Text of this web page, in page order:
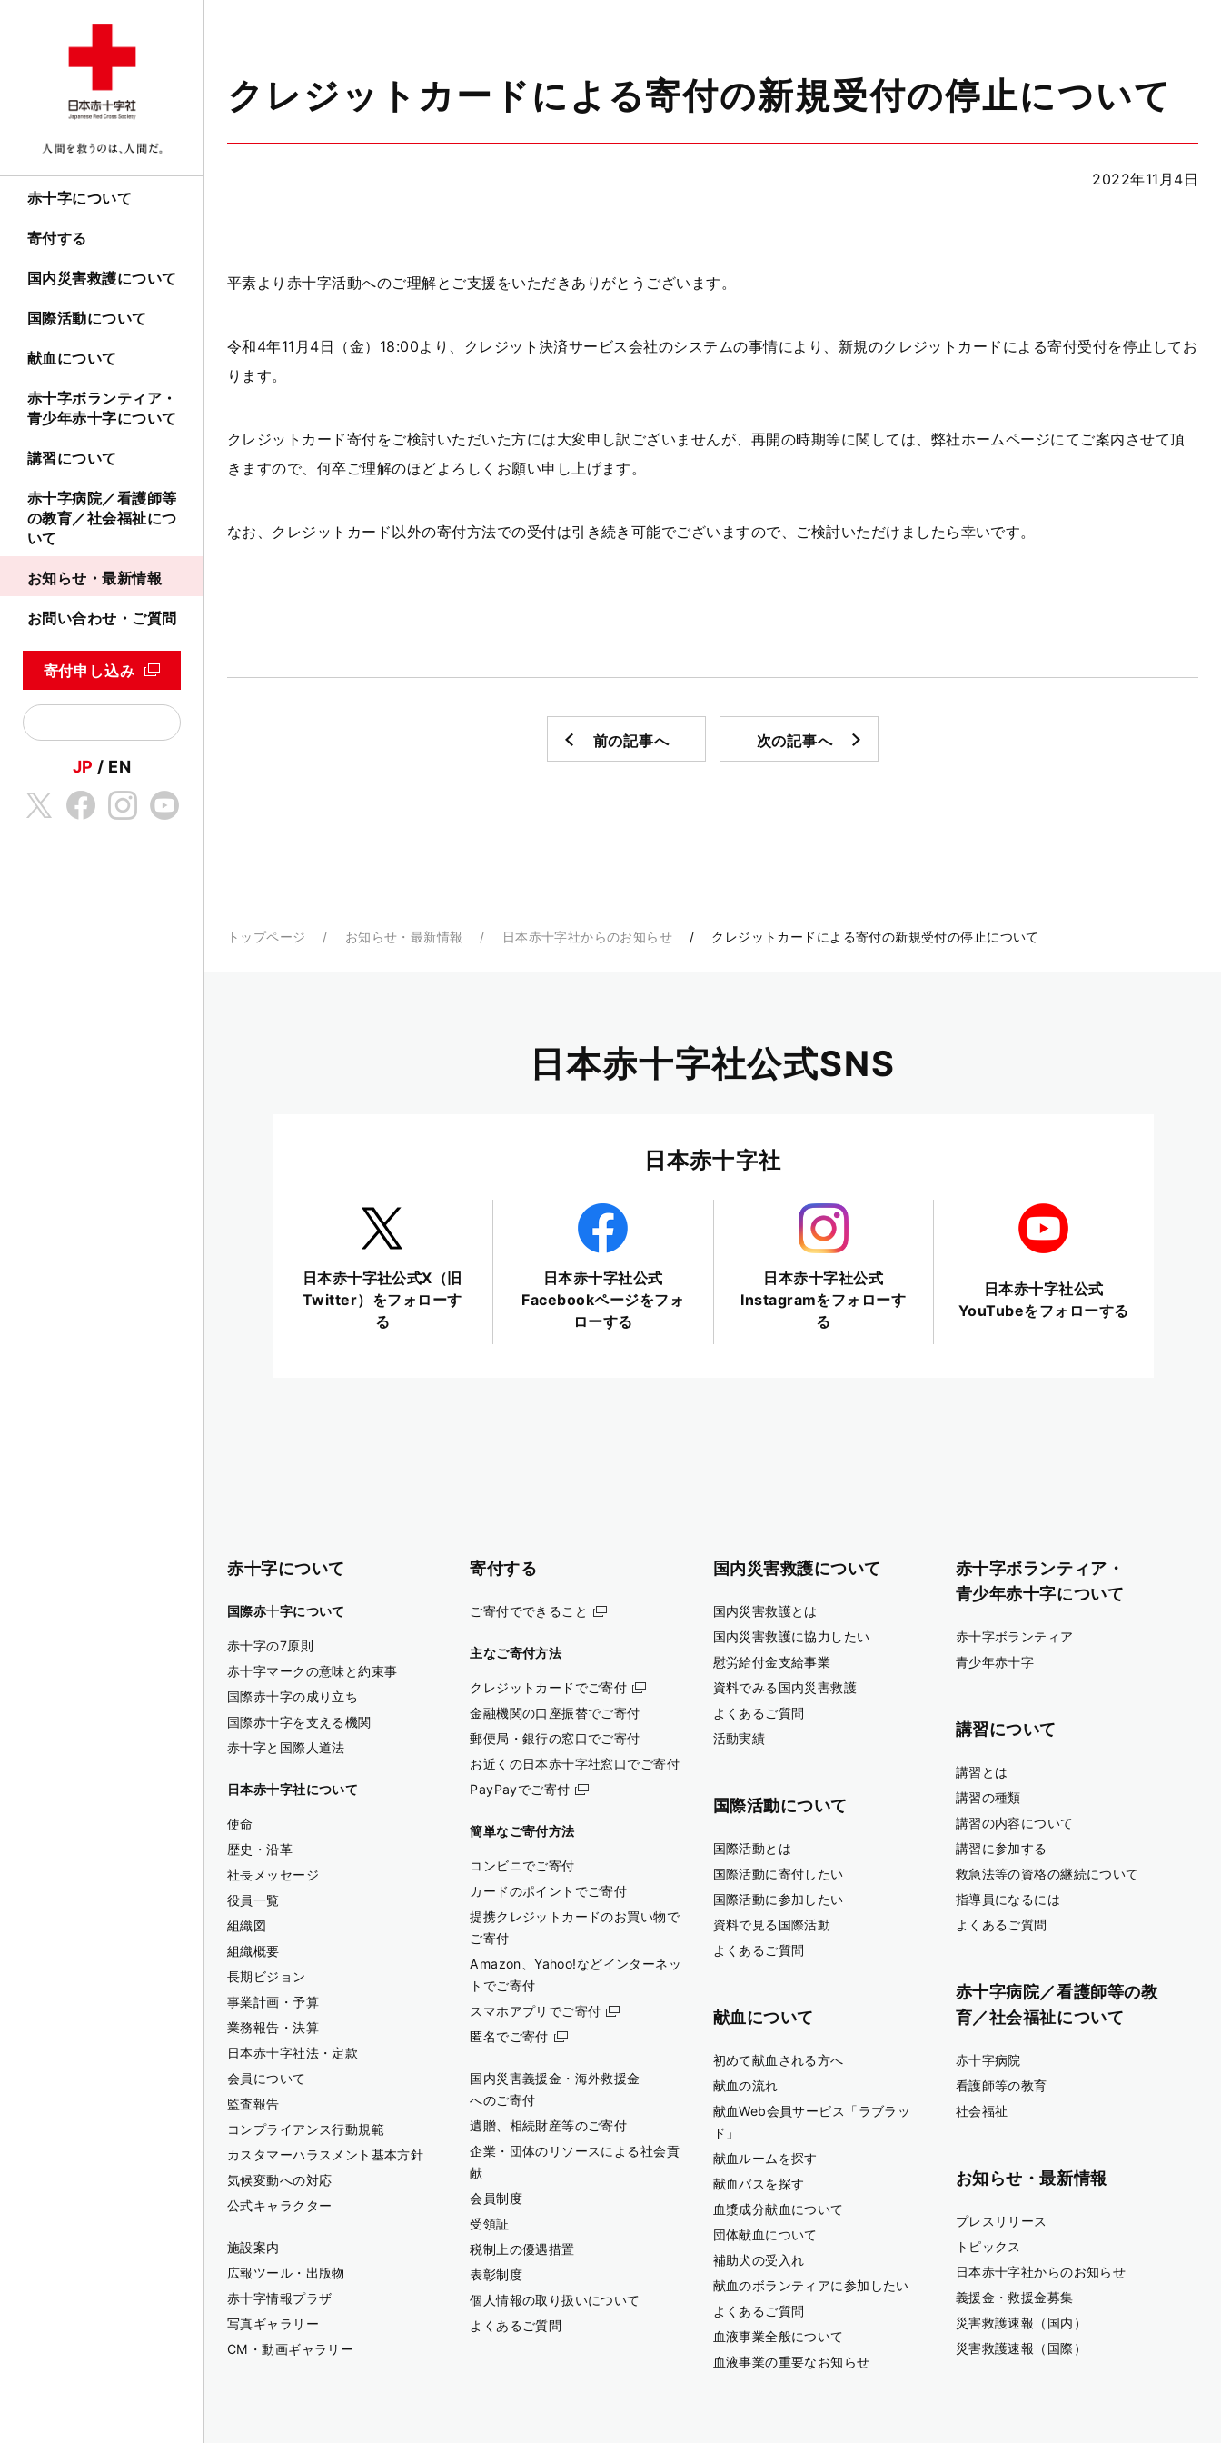
赤十字について
寄付する
国内災害救護について
国際活動について
献血について
赤十字ボランティア・
青少年赤十字について
講習について
赤十字病院／看護師等
の教育／社会福祉につ
いて
お知らせ・最新情報
お問い合わせ・ご質問
寄付申し込み
JP EN
クレジットカードによる寄付の新規受付の停止について
2022年11月4日
平素より赤十字活動へのご理解とご支援をいただきありがとうございます。
令和4年11月4日（金）18:00より、クレジット決済サービス会社のシステムの事情により、新規のクレジットカードによる寄付受付を停止してお
ります。
クレジットカード寄付をご検討いただいた方には大変申し訳ございませんが、再開の時期等に関しては、弊社ホームページにてご案内させて頂
きますので、何卒ご理解のほどよろしくお願い申し上げます。
なお、クレジットカード以外の寄付方法での受付は引き続き可能でございますので、ご検討いただけましたら幸いです。
前の記事へ 次の記事へ
トップページ お知らせ・最新情報 日本赤十字社からのお知らせ クレジットカードによる寄付の新規受付の停止について
日本赤十字社公式SNS
日本赤十字社
日本赤十字社公式X（旧
Twitter）をフォローす
る
日本赤十字社公式
Facebookページをフォ
ローする
日本赤十字社公式
Instagramをフォローす
る
日本赤十字社公式
YouTubeをフォローする
赤十字について
国際赤十字について
赤十字の7原則
赤十字マークの意味と約束事
国際赤十字の成り立ち
国際赤十字を支える機関
赤十字と国際人道法
日本赤十字社について
使命
歴史・沿革
社長メッセージ
役員一覧
組織図
組織概要
長期ビジョン
事業計画・予算
業務報告・決算
日本赤十字社法・定款
会員について
監査報告
コンプライアンス行動規範
カスタマーハラスメント基本方針
気候変動への対応
公式キャラクター
施設案内
広報ツール・出版物
赤十字情報プラザ
写真ギャラリー
CM・動画ギャラリー
寄付する
ご寄付でできること
主なご寄付方法
クレジットカードでご寄付
金融機関の口座振替でご寄付
郵便局・銀行の窓口でご寄付
お近くの日本赤十字社窓口でご寄付
PayPayでご寄付
簡単なご寄付方法
コンビニでご寄付
カードのポイントでご寄付
提携クレジットカードのお買い物で
ご寄付
Amazon、Yahoo!などインターネッ
トでご寄付
スマホアプリでご寄付
匿名でご寄付
国内災害義援金・海外救援金
へのご寄付
遺贈、相続財産等のご寄付
企業・団体のリソースによる社会貢
献
会員制度
受領証
税制上の優遇措置
表彰制度
個人情報の取り扱いについて
よくあるご質問
国内災害救護について
国内災害救護とは
国内災害救護に協力したい
慰労給付金支給事業
資料でみる国内災害救護
よくあるご質問
活動実績
国際活動について
国際活動とは
国際活動に寄付したい
国際活動に参加したい
資料で見る国際活動
よくあるご質問
献血について
初めて献血される方へ
献血の流れ
献血Web会員サービス「ラブラッ
ド」
献血ルームを探す
献血バスを探す
血漿成分献血について
団体献血について
補助犬の受入れ
献血のボランティアに参加したい
よくあるご質問
血液事業全般について
血液事業の重要なお知らせ
赤十字ボランティア・
青少年赤十字について
赤十字ボランティア
青少年赤十字
講習について
講習とは
講習の種類
講習の内容について
講習に参加する
救急法等の資格の継続について
指導員になるには
よくあるご質問
赤十字病院／看護師等の教
育／社会福祉について
赤十字病院
看護師等の教育
社会福祉
お知らせ・最新情報
プレスリリース
トピックス
日本赤十字社からのお知らせ
義援金・救援金募集
災害救護速報（国内）
災害救護速報（国際）